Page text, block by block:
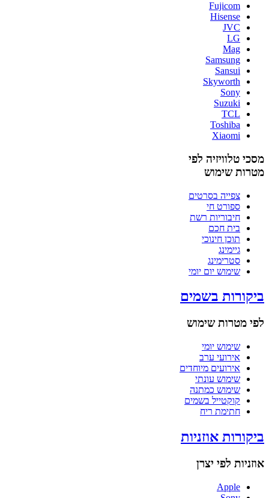
Fujicom
Hisense
JVC
LG
Mag
Samsung
Sansui
Skyworth
Sony
Suzuki
TCL
Toshiba
Xiaomi
מסכי טלוויזיה לפי
מטרות שימוש
צפייה בסרטים
ספורט חי
חיבוריות רשת
בית חכם
תוכן חינוכי
גיימינג
סטרימינג
שימוש יום יומי
ביקורות בשמים
לפי מטרות שימוש
שימוש יומי
אירועי ערב
אירועים מיוחדים
שימוש עונתי
שימוש כמתנה
קוקטייל בשמים
חתימת ריח
ביקורות אוזניות
אוזניות לפי יצרן
Apple